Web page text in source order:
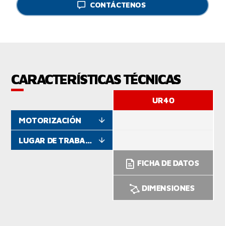
CONTÁCTENOS
CARACTERÍSTICAS TÉCNICAS
MOTORIZACIÓN
LUGAR DE TRABAJO
UR40
FICHA DE DATOS
DIMENSIONES